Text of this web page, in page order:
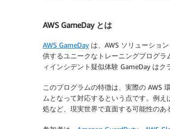
AWS GameDay とは
AWS GameDay は、AWS ソリューショ
供するユニークなトレーニングプログ
ィインシデント疑似体験 GameDay は
このプログラムの特徴は、実際の AWS
ムとなって対応するという点です。例
処など、現実世界で直面する可能性のあ